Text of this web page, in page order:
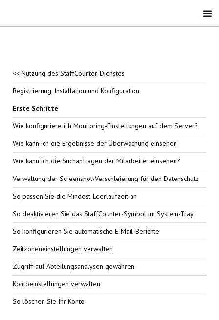
<< Nutzung des StaffCounter-Dienstes
Registrierung, Installation und Konfiguration
Erste Schritte
Wie konfiguriere ich Monitoring-Einstellungen auf dem Server?
Wie kann ich die Ergebnisse der Überwachung einsehen
Wie kann ich die Suchanfragen der Mitarbeiter einsehen?
Verwaltung der Screenshot-Verschleierung für den Datenschutz
So passen Sie die Mindest-Leerlaufzeit an
So deaktivieren Sie das StaffCounter-Symbol im System-Tray
So konfigurieren Sie automatische E-Mail-Berichte
Zeitzoneneinstellungen verwalten
Zugriff auf Abteilungsanalysen gewähren
Kontoeinstellungen verwalten
So löschen Sie Ihr Konto